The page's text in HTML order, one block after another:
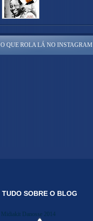
O QUE ROLA LÁ NO INSTAGRAM
TUDO SOBRE O BLOG
Midiakit Danosse 2014